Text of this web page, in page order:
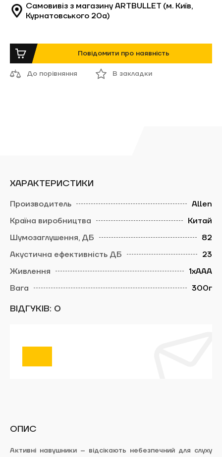
Самовивіз з магазину ARTBULLET (м. Київ,
Курнатовського 20а)
Повідомити про наявність
До порівняння В закладки
ХАРАКТЕРИСТИКИ
Allen
Китай
82
23
1хААА
300г
ВІДГУКІВ: 0
ОПИС
Активні навушники – відсікають небезпечний для слуху